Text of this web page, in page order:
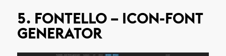
5. FONTELLO – ICON-FONT
GENERATOR